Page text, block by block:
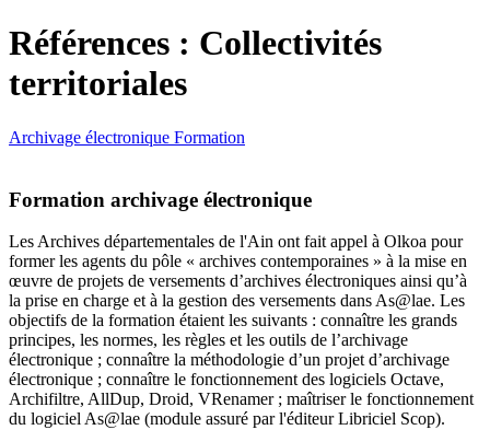
Références : Collectivités
territoriales
Archivage électronique Formation
Formation archivage électronique
Les Archives départementales de l'Ain ont fait appel à Olkoa pour
former les agents du pôle « archives contemporaines » à la mise en
œuvre de projets de versements d’archives électroniques ainsi qu’à
la prise en charge et à la gestion des versements dans As@lae. Les
objectifs de la formation étaient les suivants : connaître les grands
principes, les normes, les règles et les outils de l’archivage
électronique ; connaître la méthodologie d’un projet d’archivage
électronique ; connaître le fonctionnement des logiciels Octave,
Archifiltre, AllDup, Droid, VRenamer ; maîtriser le fonctionnement
du logiciel As@lae (module assuré par l'éditeur Libriciel Scop).